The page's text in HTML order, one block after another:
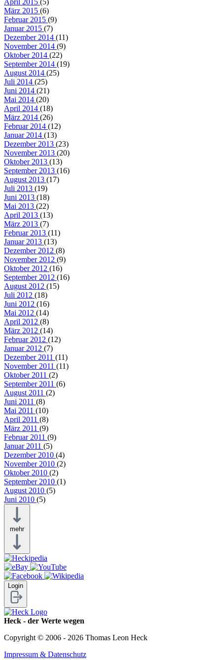
April 2015 (5)
März 2015 (6)
Februar 2015 (9)
Januar 2015 (7)
Dezember 2014 (11)
November 2014 (9)
Oktober 2014 (22)
September 2014 (19)
August 2014 (25)
Juli 2014 (25)
Juni 2014 (21)
Mai 2014 (20)
April 2014 (18)
März 2014 (26)
Februar 2014 (12)
Januar 2014 (13)
Dezember 2013 (23)
November 2013 (20)
Oktober 2013 (13)
September 2013 (16)
August 2013 (17)
Juli 2013 (19)
Juni 2013 (18)
Mai 2013 (22)
April 2013 (13)
März 2013 (7)
Februar 2013 (11)
Januar 2013 (13)
Dezember 2012 (8)
November 2012 (9)
Oktober 2012 (16)
September 2012 (16)
August 2012 (15)
Juli 2012 (18)
Juni 2012 (16)
Mai 2012 (14)
April 2012 (8)
März 2012 (14)
Februar 2012 (12)
Januar 2012 (7)
Dezember 2011 (11)
November 2011 (11)
Oktober 2011 (2)
September 2011 (6)
August 2011 (2)
Juni 2011 (8)
Mai 2011 (10)
April 2011 (8)
März 2011 (9)
Februar 2011 (9)
Januar 2011 (5)
Dezember 2010 (4)
November 2010 (2)
Oktober 2010 (2)
September 2010 (1)
August 2010 (5)
Juni 2010 (5)
mehr
Login
Heck - der Werte wegen
Copyright © 2006 - 2026 Thomas Leon Heck
Impressum & Datenschutz